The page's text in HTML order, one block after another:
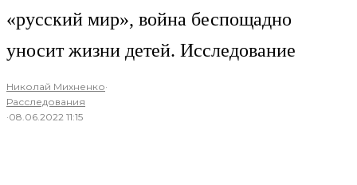
«русский мир», война беспощадно
уносит жизни детей. Исследование
Николай Михненко·
Расследования
·08.06.2022 11:15